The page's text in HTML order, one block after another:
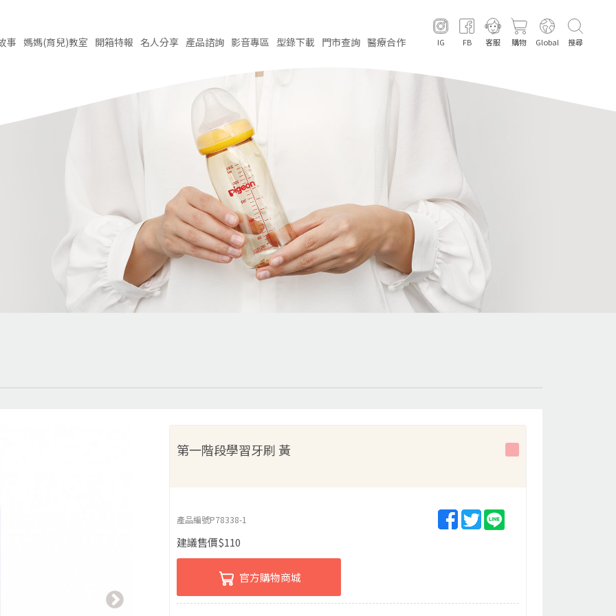
事 媽媽(育兒)教室 開箱特報 名人分享 產品諮詢 影音專區 型錄下載 門市查詢 醫療合作 IG FB 客服 購物 Global 搜尋
第一階段學習牙刷 黃
產品編號P78338-1
建議售價$110
官方購物商城